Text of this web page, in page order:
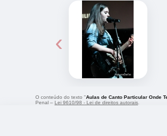
‹
O conteúdo do texto "Aulas de Canto Particular Onde
Penal – Lei 9610/98 - Lei de direitos autorais